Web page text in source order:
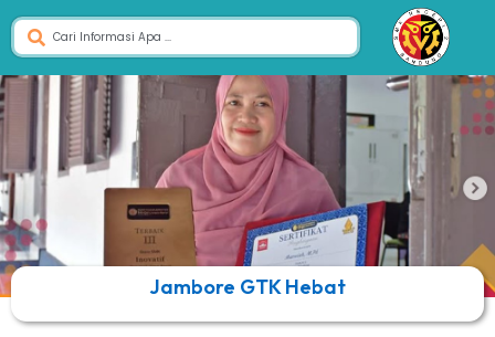
Jambore GTK Hebat